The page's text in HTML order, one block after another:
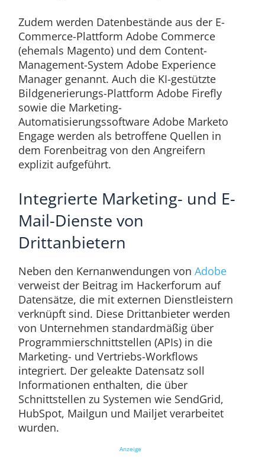
Zudem werden Datenbestände aus der E-
Commerce-Plattform Adobe Commerce
(ehemals Magento) und dem Content-
Management-System Adobe Experience
Manager genannt. Auch die KI-gestützte
Bildgenerierungs-Plattform Adobe Firefly
sowie die Marketing-
Automatisierungssoftware Adobe Marketo
Engage werden als betroffene Quellen in
dem Forenbeitrag von den Angreifern
explizit aufgeführt.
Integrierte Marketing- und E-
Mail-Dienste von
Drittanbietern
Neben den Kernanwendungen von Adobe
verweist der Beitrag im Hackerforum auf
Datensätze, die mit externen Dienstleistern
verknüpft sind. Diese Drittanbieter werden
von Unternehmen standardmäßig über
Programmierschnittstellen (APIs) in die
Marketing- und Vertriebs-Workflows
integriert. Der geleakte Datensatz soll
Informationen enthalten, die über
Schnittstellen zu Systemen wie SendGrid,
HubSpot, Mailgun und Mailjet verarbeitet
wurden.
Anzeige